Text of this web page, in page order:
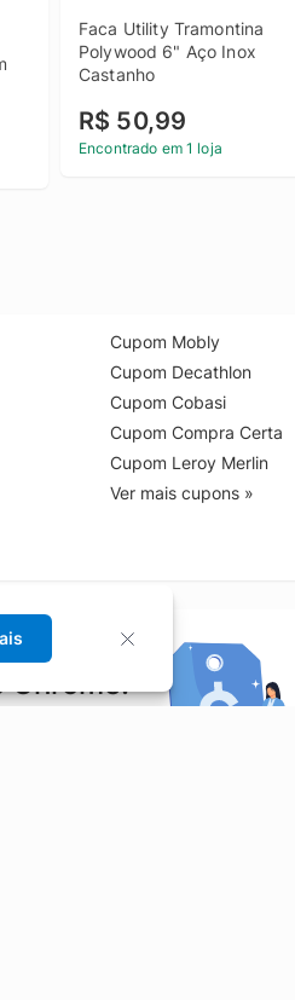
Faca Utility Tramontina
Polywood 6" Aço Inox
Castanho
R$ 50,99
Encontrado em 1 loja
Cupom Mobly
Cupom Decathlon
Cupom Cobasi
Cupom Compra Certa
Cupom Leroy Merlin
Ver mais cupons »
Chrome!